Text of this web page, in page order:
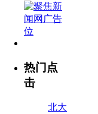
热门点
击
北大